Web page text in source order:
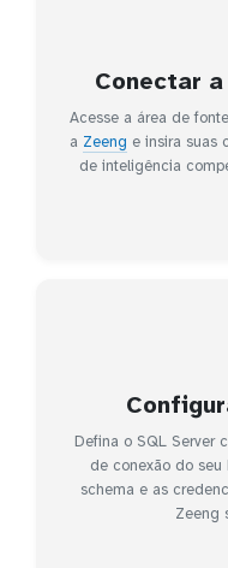
Conectar a
Acesse a área de
a Zeeng e insira suas
de inteligência
Defina o SQL Server
de conexão do seu
schema e as
Zeeng